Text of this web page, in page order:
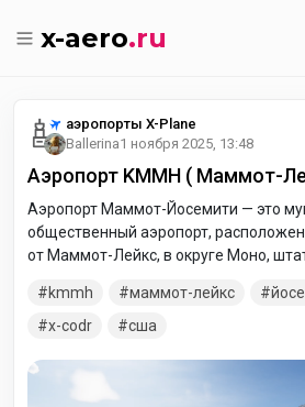
x-aero.ru
аэропорты X-Plane
Ballerina1 ноября 2025, 13:48
Аэропорт KMMH ( Маммот-
Аэропорт Маммот-Йосемити — это
общественный аэропорт,
от Маммот-Лейкс, в округе Моно,
аэропорт Маммот-Джун-Лейк, он в
гражданской авиацией, но также
которая обслуживает аэропорт
зимнего лыжного сезона.
kmmh маммот-лейкс
x-codr
сша